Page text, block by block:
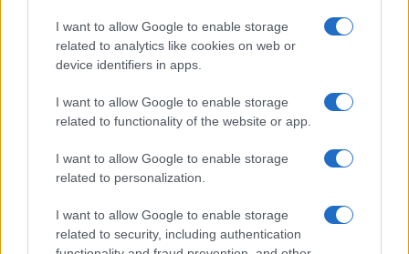
I want to allow Google to enable storage
related to analytics like cookies on web or
device identifiers in apps.
I want to allow Google to enable storage
related to functionality of the website or app.
I want to allow Google to enable storage
related to personalization.
I want to allow Google to enable storage
related to security, including authentication
6 Αυγούστου 2026, 8:55 μμ
ΓΣΕΕ: Αμοιβή αργίας
15ης Αυγούστου
ΤΟΠΙΚΉ ΕΠΙΚΑΙΡΌΤΗΤΑ
Η μεγάλη εορτή της
Μεταμορφώσεως του